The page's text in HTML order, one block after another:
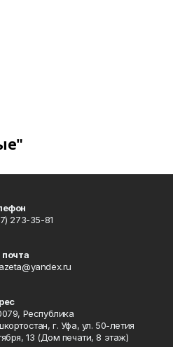
273-35-81
почта
Республика
г. Уфа, ул. 50-летия
13 (Дом печати, 8 этаж)